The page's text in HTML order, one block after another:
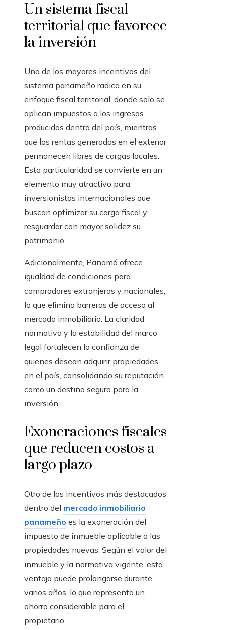
Un sistema fiscal
territorial que favorece
la inversión
Uno de los mayores incentivos del
sistema panameño radica en su
enfoque fiscal territorial, donde solo se
aplican impuestos a los ingresos
producidos dentro del país, mientras
que las rentas generadas en el exterior
permanecen libres de cargas locales.
Esta particularidad se convierte en un
elemento muy atractivo para
inversionistas internacionales que
buscan optimizar su carga fiscal y
resguardar con mayor solidez su
patrimonio.
Adicionalmente, Panamá ofrece
igualdad de condiciones para
compradores extranjeros y nacionales,
lo que elimina barreras de acceso al
mercado inmobiliario. La claridad
normativa y la estabilidad del marco
legal fortalecen la confianza de
quienes desean adquirir propiedades
en el país, consolidando su reputación
como un destino seguro para la
inversión.
Exoneraciones fiscales
que reducen costos a
largo plazo
Otro de los incentivos más destacados
dentro del mercado inmobiliario
panameño es la exoneración del
impuesto de inmueble aplicable a las
propiedades nuevas. Según el valor del
inmueble y la normativa vigente, esta
ventaja puede prolongarse durante
varios años, lo que representa un
ahorro considerable para el
propietario.